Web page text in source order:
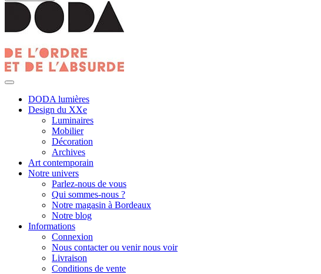
DODA lumières
Design du XXe
Luminaires
Mobilier
Décoration
Archives
Art contemporain
Notre univers
Parlez-nous de vous
Qui sommes-nous ?
Notre magasin à Bordeaux
Notre blog
Informations
Connexion
Nous contacter ou venir nous voir
Livraison
Conditions de vente